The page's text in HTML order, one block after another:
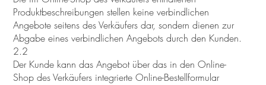
Produktbeschreibungen stellen keine verbindlichen
Angebote seitens des Verkäufers dar, sondern dienen zur
Abgabe eines verbindlichen Angebots durch den Kunden.
2.2
Der Kunde kann das Angebot über das in den Online-
Shop des Verkäufers integrierte Online-Bestellformular